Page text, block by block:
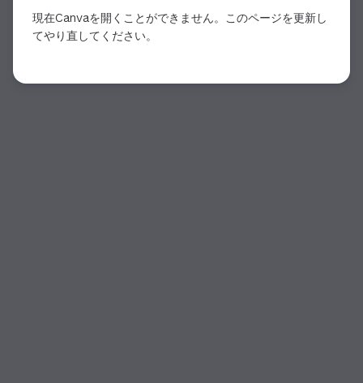
現在Canvaを開くことができません。このページを更新し
てやり直してください。